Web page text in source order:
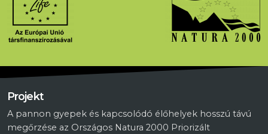
Projekt
A pannon gyepek és kapcsolódó élőhelyek hosszú távú
megőrzése az Országos Natura 2000 Priorizált